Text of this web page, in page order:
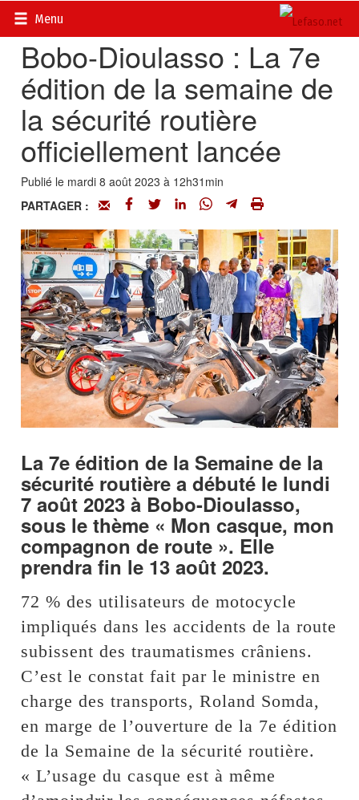
Menu
Accueil>
Bobo-Dioulasso : La 7e
édition de la semaine de
la sécurité routière
officiellement lancée
Publié le mardi 8 août 2023 à 12h31min
PARTAGER :
La 7e édition de la Semaine de la
sécurité routière a débuté le lundi
7 août 2023 à Bobo-Dioulasso,
sous le thème « Mon casque, mon
compagnon de route ». Elle
prendra fin le 13 août 2023.
72 % des utilisateurs de motocycle
impliqués dans les accidents de la route
subissent des traumatismes crâniens.
C’est le constat fait par le ministre en
charge des transports, Roland Somda,
en marge de l’ouverture de la 7e édition
de la Semaine de la sécurité routière.
« L’usage du casque est à même